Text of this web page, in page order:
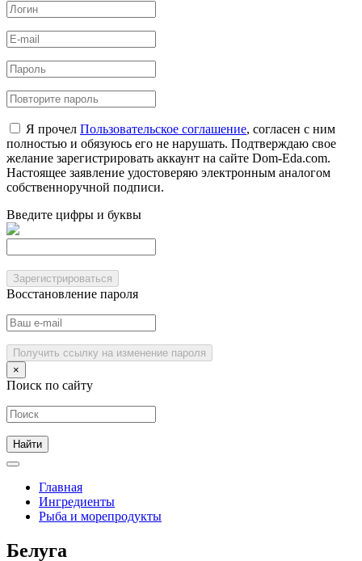
Я прочел Пользовательское соглашение, согласен с ним
полностью и обязуюсь его не нарушать. Подтверждаю свое
желание зарегистрировать аккаунт на сайте Dom-Eda.com.
Настоящее заявление удостоверяю электронным аналогом
собственноручной подписи.
Введите цифры и буквы
Зарегистрироваться
Восстановление пароля
Получить ссылку на изменение пароля
×
Поиск по сайту
Главная
Ингредиенты
Рыба и морепродукты
Белуга